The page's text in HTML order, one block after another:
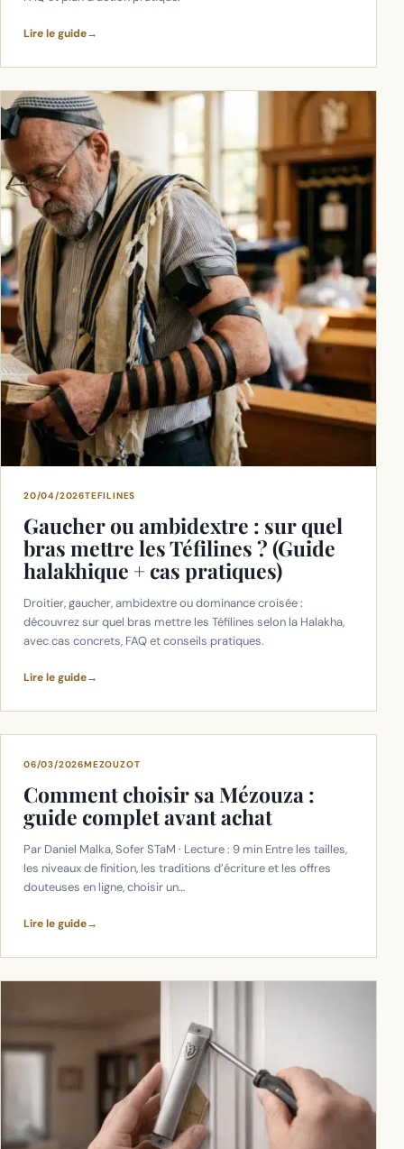
Lire le guide→
20/04/2026TEFILINES
Gaucher ou ambidextre : sur quel
bras mettre les Téfilines ? (Guide
halakhique + cas pratiques)
Droitier, gaucher, ambidextre ou dominance croisée :
découvrez sur quel bras mettre les Téfilines selon la Halakha,
avec cas concrets, FAQ et conseils pratiques.
Lire le guide→
06/03/2026MEZOUZOT
Comment choisir sa Mézouza :
guide complet avant achat
Par Daniel Malka, Sofer STaM · Lecture : 9 min Entre les tailles,
les niveaux de finition, les traditions d’écriture et les offres
douteuses en ligne, choisir un…
Lire le guide→